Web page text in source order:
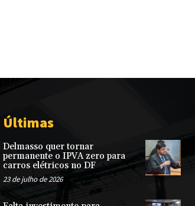
Últimas
Delmasso quer tornar
permanente o IPVA zero para
carros elétricos no DF
23 de julho de 2026